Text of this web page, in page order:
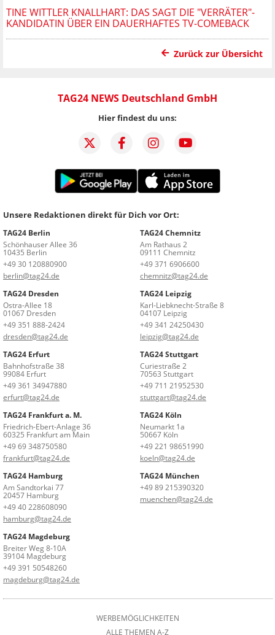
TINE WITTLER KNALLHART: DAS SAGT DIE "VERRÄTER"-
KANDIDATIN ÜBER EIN DAUERHAFTES TV-COMEBACK
Zurück zur Übersicht
TAG24 NEWS Deutschland GmbH
Hier findest du uns:
Unsere Redaktionen direkt für Dich vor Ort:
TAG24 Berlin
Schönhauser Allee 36
10435 Berlin
+49 30 120880900
berlin@tag24.de
TAG24 Chemnitz
Am Rathaus 2
09111 Chemnitz
+49 371 6906600
chemnitz@tag24.de
TAG24 Dresden
Ostra-Allee 18
01067 Dresden
+49 351 888-2424
dresden@tag24.de
TAG24 Leipzig
Karl-Liebknecht-Straße 8
04107 Leipzig
+49 341 24250430
leipzig@tag24.de
TAG24 Erfurt
Bahnhofstraße 38
99084 Erfurt
+49 361 34947880
erfurt@tag24.de
TAG24 Stuttgart
Curiestraße 2
70563 Stuttgart
+49 711 21952530
stuttgart@tag24.de
TAG24 Frankfurt a. M.
Friedrich-Ebert-Anlage 36
60325 Frankfurt am Main
+49 69 348750580
frankfurt@tag24.de
TAG24 Köln
Neumarkt 1a
50667 Köln
+49 221 98651990
koeln@tag24.de
TAG24 Hamburg
Am Sandtorkai 77
20457 Hamburg
+49 40 228608090
hamburg@tag24.de
TAG24 München
+49 89 215390320
muenchen@tag24.de
TAG24 Magdeburg
Breiter Weg 8-10A
39104 Magdeburg
+49 391 50548260
magdeburg@tag24.de
WERBEMÖGLICHKEITEN
ALLE THEMEN A-Z